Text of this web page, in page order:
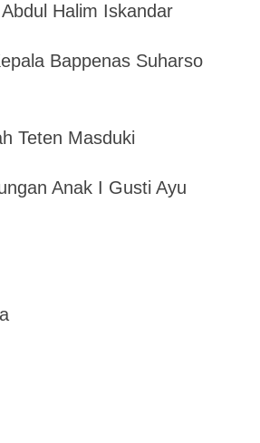
Halim Iskandar
Bappenas Suharso
Teten Masduki
Anak I Gusti Ayu